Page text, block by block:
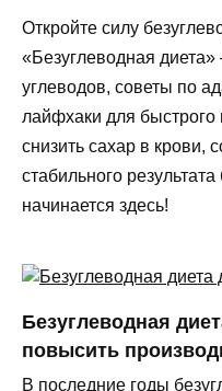
Откройте силу
«Безуглеводная
углеводов, советы по
лайфхаки для быстрого
снизить сахар в крови,
стабильного
начинается здесь!
Безуглеводная
повысить
В последние годы